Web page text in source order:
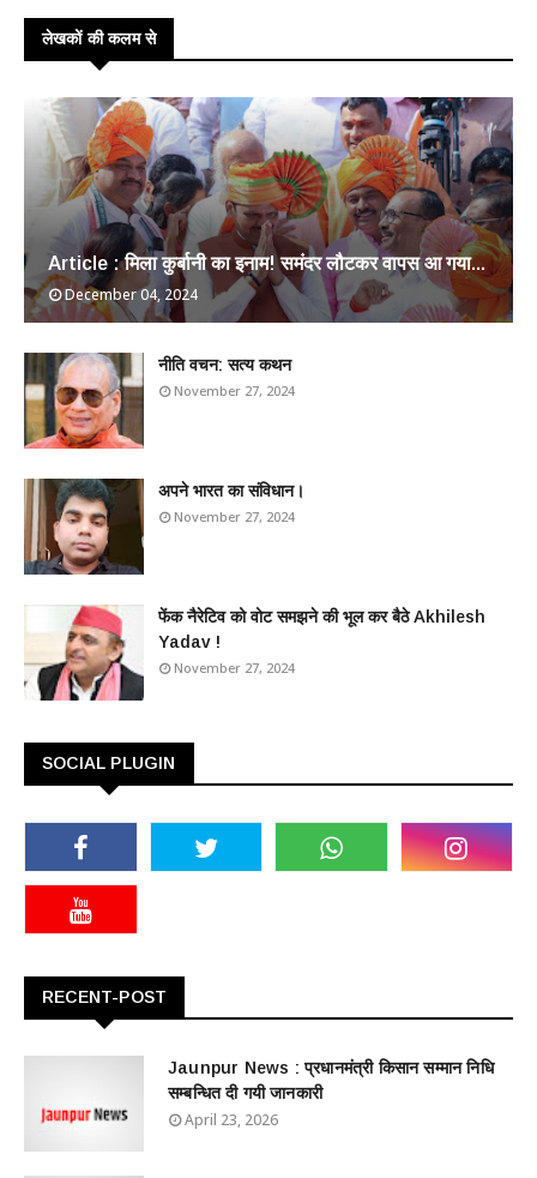
लेखकों की कलम से
Article : मिला कुर्बानी का इनाम! समंदर लौटकर वापस आ गया...
December 04, 2024
​नीति वचन: सत्य कथन
November 27, 2024
अपने भारत का संविधान।
November 27, 2024
फेंक नैरेटिव को वोट समझने की भूल कर बैठे Akhilesh
Yadav !
November 27, 2024
SOCIAL PLUGIN
RECENT-POST
Jaunpur News : ​प्रधानमंत्री किसान सम्मान निधि
सम्बन्धित दी गयी जानकारी
April 23, 2026